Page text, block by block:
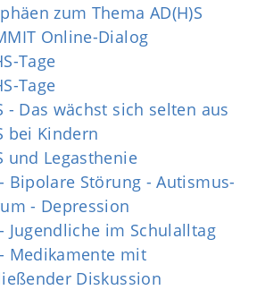
zum Thema AD(H)S
Online-Dialog
Tage
Tage
- Das wächst sich selten aus
bei Kindern
und Legasthenie
Bipolare Störung - Autismus-
- Depression
Jugendliche im Schulalltag
Medikamente mit
Diskussion